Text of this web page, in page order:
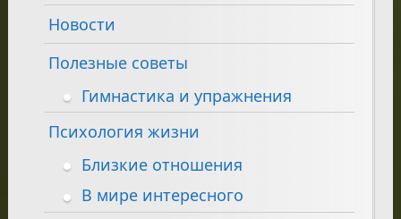
Новости
Полезные советы
Гимнастика и упражнения
Психология жизни
Близкие отношения
В мире интересного